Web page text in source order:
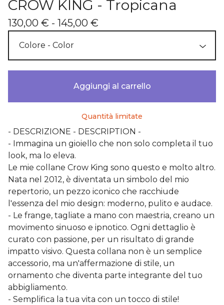
CROW KING - Tropicana
130,00 € - 145,00 €
Aggiungi al carrello
Quantità limitate
- DESCRIZIONE - DESCRIPTION -
- Immagina un gioiello che non solo completa il tuo
look, ma lo eleva.
Le mie collane Crow King sono questo e molto altro.
Nata nel 2012, è diventata un simbolo del mio
repertorio, un pezzo iconico che racchiude
l'essenza del mio design: moderno, pulito e audace.
- Le frange, tagliate a mano con maestria, creano un
movimento sinuoso e ipnotico. Ogni dettaglio è
curato con passione, per un risultato di grande
impatto visivo. Questa collana non è un semplice
accessorio, ma un'affermazione di stile, un
ornamento che diventa parte integrante del tuo
abbigliamento.
- Semplifica la tua vita con un tocco di stile!